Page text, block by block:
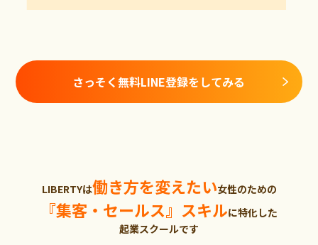
さっそく無料LINE登録をしてみる
LIBERTYは働き方を変えたい女性のための
『集客・セールス』スキルに特化した
起業スクールです